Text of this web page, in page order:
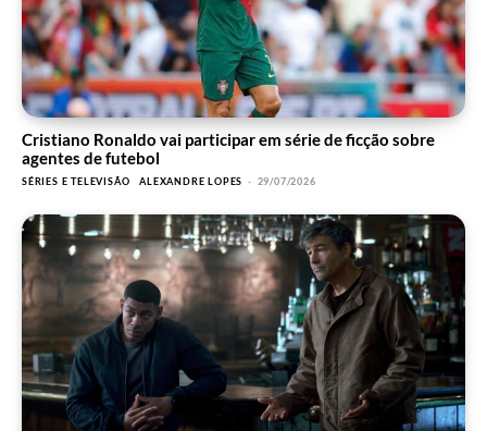
Cristiano Ronaldo vai participar em série de ficção sobre
agentes de futebol
SÉRIES E TELEVISÃO ALEXANDRE LOPES - 29/07/2026